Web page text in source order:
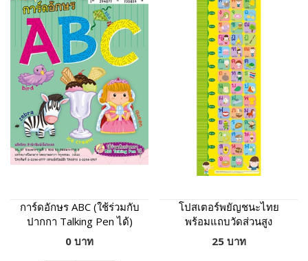
การ์ดอักษร ABC (ใช้ร่วมกับ
ปากกา Talking Pen ได้)
0 บาท
โปสเตอร์พยัญชนะไทย
พร้อมแถบวัดส่วนสูง
25 บาท